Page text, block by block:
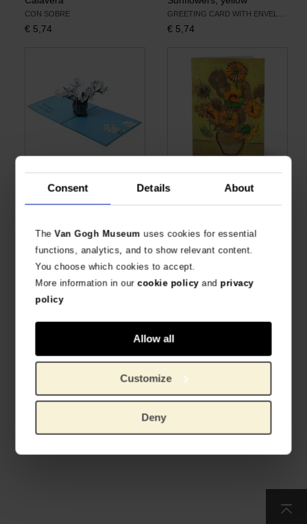
Consent Details About
TheVan Gogh Museum uses cookies for essential
functions, analytics, and to show relevant content.
You choose which cookies to accept.
More information in ourcookie policyand privacy
policy
Allow all
Customize
Deny
CON SOBRE
€ 5,74 € 5,74
Almendro en flor
PRODUCTO OFICIAL VAN GOGH MUSEUM
Museum Tarjeta Filigrana
Los Girasoles
€8,68
Museum Tarjeta Filigrana
8,68
Caja regalo de tarjetas
Flores de Van Gogh – 16
€12,36